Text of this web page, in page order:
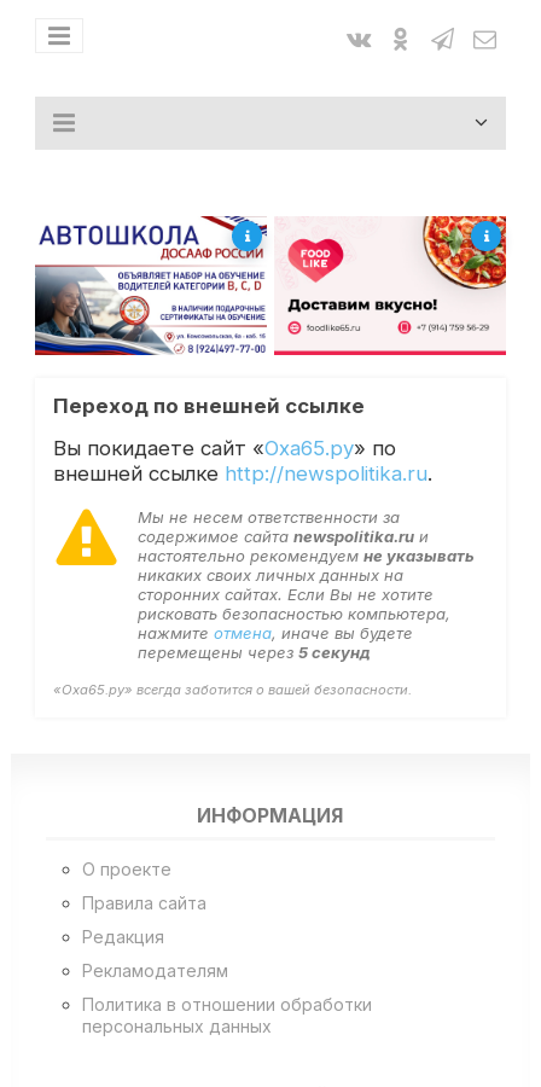
Переход по внешней ссылке
Вы покидаете сайт «Оха65.ру» по
внешней ссылке http://newspolitika.ru.
Мы не несем ответственности за
содержимое сайта newspolitika.ruи
настоятельно рекомендуем не указывать
никаких своих личных данных на
сторонних сайтах. Если Вы не хотите
рисковать безопасностью компьютера,
нажмите отмена, иначе вы будете
перемещены через 5секунд
«Оха65.ру» всегда заботится о вашей безопасности.
ИНФОРМАЦИЯ
О проекте
Правила сайта
Редакция
Рекламодателям
Политика в отношении обработки
персональных данных